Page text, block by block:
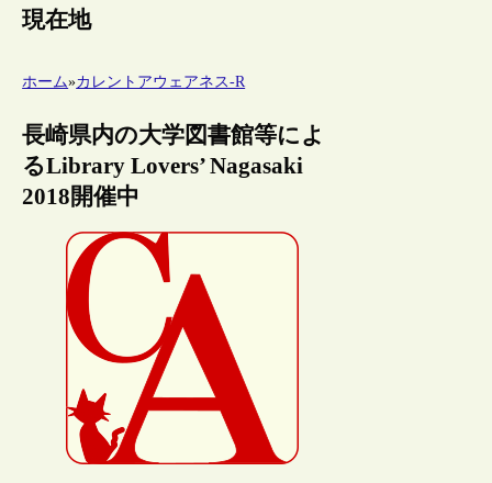
現在地
ホーム»カレントアウェアネス-R
長崎県内の大学図書館等によ
るLibrary Lovers’ Nagasaki
2018開催中